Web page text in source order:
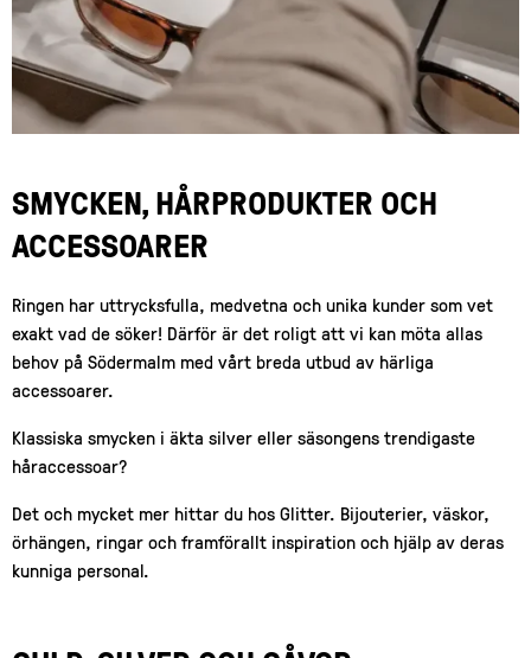
SMYCKEN, HÅRPRODUKTER OCH
ACCESSOARER
Ringen har uttrycksfulla, medvetna och unika kunder som vet
exakt vad de söker! Därför är det roligt att vi kan möta allas
behov på Södermalm med vårt breda utbud av härliga
accessoarer.
Klassiska smycken i äkta silver eller säsongens trendigaste
håraccessoar?
Det och mycket mer hittar du hos Glitter. Bijouterier, väskor,
örhängen, ringar och framförallt inspiration och hjälp av deras
kunniga personal.